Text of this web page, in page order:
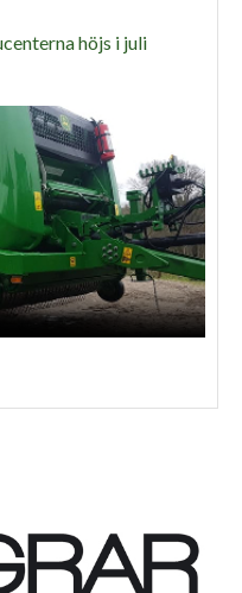
höjs i juli